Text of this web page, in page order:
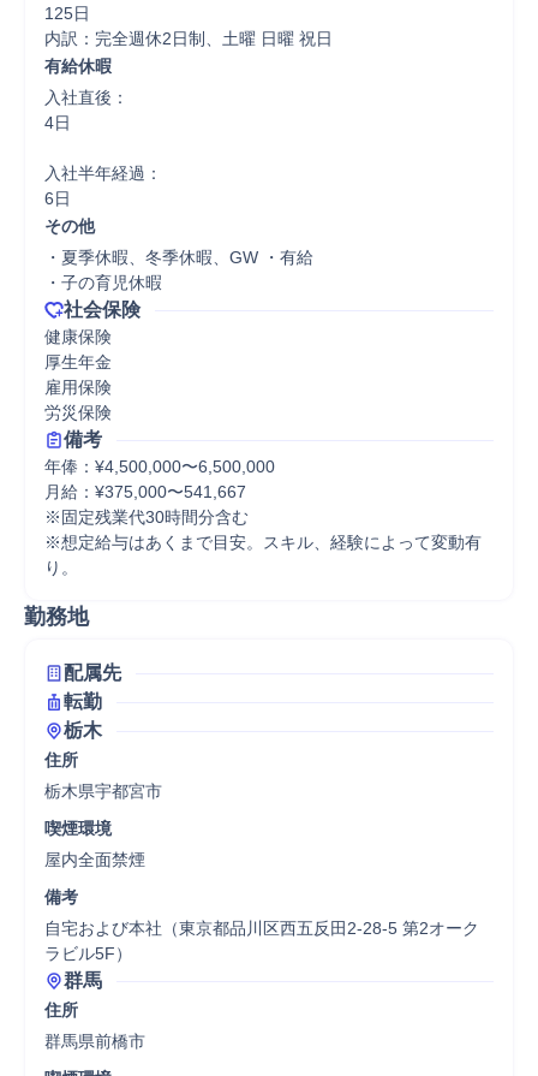
125日
内訳：完全週休2日制、土曜 日曜 祝日
有給休暇
入社直後：
4日
入社半年経過：
6日
その他
・夏季休暇、冬季休暇、GW ・有給
・⼦の育児休暇
社会保険
健康保険
厚生年金
雇用保険
労災保険
備考
年俸：¥4,500,000〜6,500,000
月給：¥375,000〜541,667
※固定残業代30時間分含む
※想定給与はあくまで目安。スキル、経験によって変動有
り。
勤務地
配属先
転勤
栃木
住所
栃木県宇都宮市
喫煙環境
屋内全面禁煙
備考
自宅および本社（東京都品川区西五反田2-28-5 第2オーク
ラビル5F）
群馬
住所
群馬県前橋市